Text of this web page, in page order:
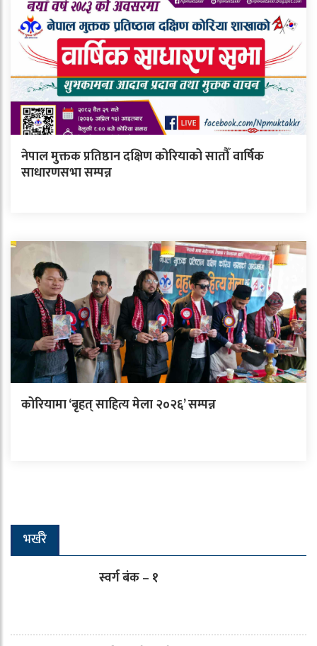
नेपाल मुक्तक प्रतिष्ठान दक्षिण कोरियाको सातौँ वार्षिक
साधारणसभा सम्पन्न
कोरियामा ‘बृहत् साहित्य मेला २०२६’ सम्पन्न
भर्खरै
स्वर्ग बंक – १